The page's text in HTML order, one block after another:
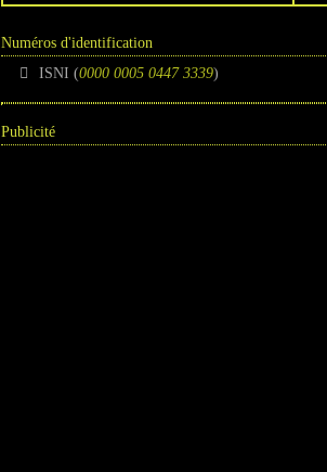
Numéros d'identification
ISNI (0000 0005 0447 3339)
Publicité